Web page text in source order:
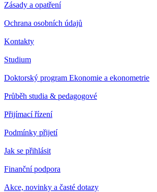
Zásady a opatření
Ochrana osobních údajů
Kontakty
Studium
Doktorský program Ekonomie a ekonometrie
Průběh studia & pedagogové
Přijímací řízení
Podmínky přijetí
Jak se přihlásit
Finanční podpora
Akce, novinky a časté dotazy